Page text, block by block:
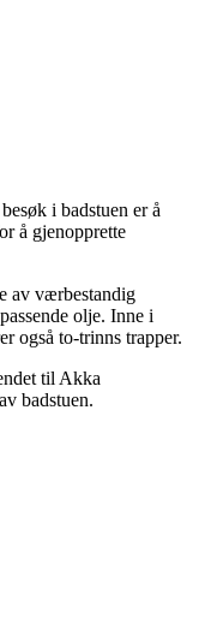
i badstuen er å
å gjenopprette
av værbestandig
olje. Inne i
også to-trinns trapper.
til Akka
badstuen.